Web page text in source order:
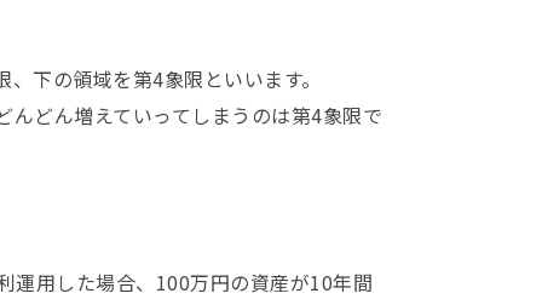
下の領域を第4象限といいます。
どん増えていってしまうのは第4象限で
運用した場合、100万円の資産が10年間